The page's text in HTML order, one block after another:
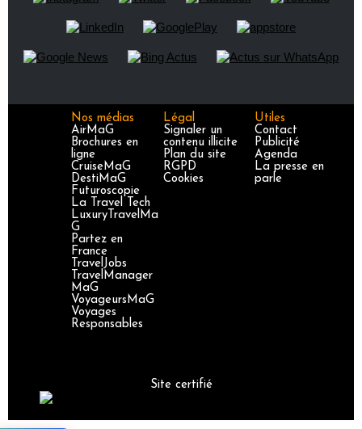
Nos médias
AirMaG
Brochures en
ligne
CruiseMaG
DestiMaG
Futuroscopie
La Travel Tech
LuxuryTravelMa
G
Partez en
France
TravelJobs
TravelManager
MaG
VoyageursMaG
Voyages
Responsables
Légal
Signaler un
contenu illicite
Plan du site
RGPD
Cookies
Utiles
Contact
Publicité
Agenda
La presse en
parle
Site certifié